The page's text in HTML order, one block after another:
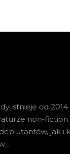
istnieje od 2014
non-fiction.
jak i
…